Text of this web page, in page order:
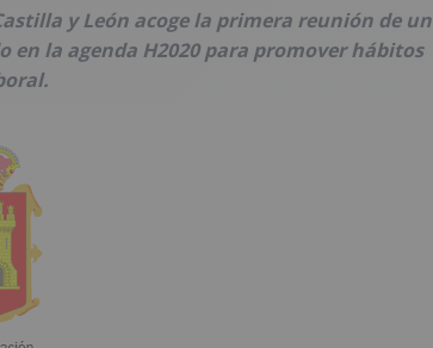
y León acoge la primera reunión de un
en la agenda H2020 para promover hábitos